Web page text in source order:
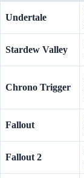
Undertale
Stardew Valley
Chrono Trigger
Fallout
Fallout 2